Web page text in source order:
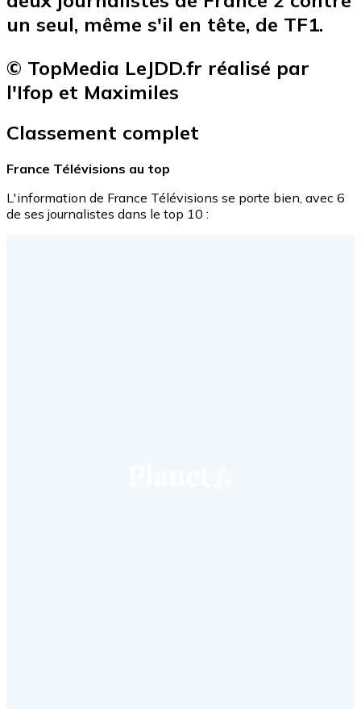
un seul, même s'il en tête, de TF1.
© TopMedia LeJDD.fr réalisé par
l'Ifop et Maximiles
Classement complet
France Télévisions au top
L'information de France Télévisions se porte bien, avec 6
de ses journalistes dans le top 10 :